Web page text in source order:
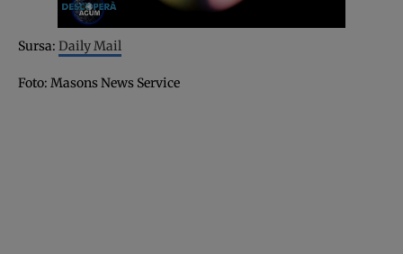
Sursa: Daily Mail
Foto: Masons News Service